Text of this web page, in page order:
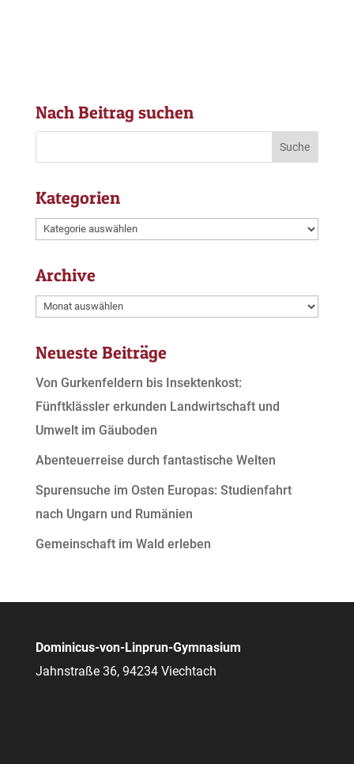
Nach Beitrag suchen
Kategorien
Kategorien
Archive
Archive
Neueste Beiträge
Von Gurkenfeldern bis Insektenkost:
Fünftklässler erkunden Landwirtschaft und
Umwelt im Gäuboden
Abenteuerreise durch fantastische Welten
Spurensuche im Osten Europas: Studienfahrt
nach Ungarn und Rumänien
Gemeinschaft im Wald erleben
Dominicus-von-Linprun-Gymnasium
Jahnstraße 36, 94234 Viechtach